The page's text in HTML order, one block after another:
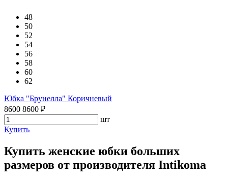
48
50
52
54
56
58
60
62
Юбка "Брунелла" Коричневый
8600 8600 ₽
шт
Купить
Купить женские юбки больших
размеров от производителя Intikoma